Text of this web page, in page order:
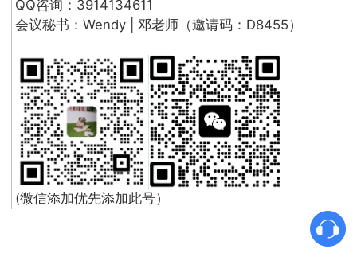
QQ咨询：3914134611
会议秘书：Wendy | 邓老师（邀请码：D8455）
(微信添加优先添加此号）